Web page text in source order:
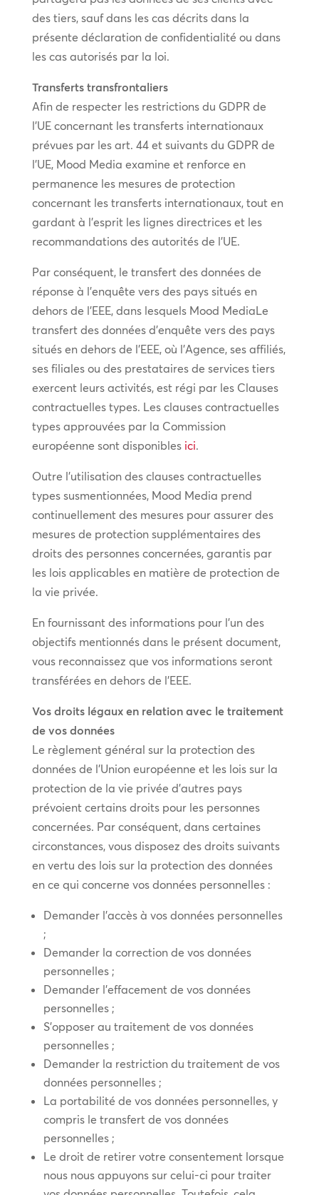
des tiers, sauf dans les cas décrits dans la
présente déclaration de confidentialité ou dans
les cas autorisés par la loi.
Transferts transfrontaliers
Afin de respecter les restrictions du GDPR de
l’UE concernant les transferts internationaux
prévues par les art. 44 et suivants du GDPR de
l’UE, Mood Media examine et renforce en
permanence les mesures de protection
concernant les transferts internationaux, tout en
gardant à l’esprit les lignes directrices et les
recommandations des autorités de l’UE.
Par conséquent, le transfert des données de
réponse à l’enquête vers des pays situés en
dehors de l’EEE, dans lesquels Mood MediaLe
transfert des données d’enquête vers des pays
situés en dehors de l’EEE, où l’Agence, ses affiliés,
ses filiales ou des prestataires de services tiers
exercent leurs activités, est régi par les Clauses
contractuelles types. Les clauses contractuelles
types approuvées par la Commission
européenne sont disponibles ici.
Outre l’utilisation des clauses contractuelles
types susmentionnées, Mood Media prend
continuellement des mesures pour assurer des
mesures de protection supplémentaires des
droits des personnes concernées, garantis par
les lois applicables en matière de protection de
la vie privée.
En fournissant des informations pour l’un des
objectifs mentionnés dans le présent document,
vous reconnaissez que vos informations seront
transférées en dehors de l’EEE.
Vos droits légaux en relation avec le traitement
de vos données
Le règlement général sur la protection des
données de l’Union européenne et les lois sur la
protection de la vie privée d’autres pays
prévoient certains droits pour les personnes
concernées. Par conséquent, dans certaines
circonstances, vous disposez des droits suivants
en vertu des lois sur la protection des données
en ce qui concerne vos données personnelles :
Demander l’accès à vos données personnelles
;
Demander la correction de vos données
personnelles ;
Demander l’effacement de vos données
personnelles ;
S’opposer au traitement de vos données
personnelles ;
Demander la restriction du traitement de vos
données personnelles ;
La portabilité de vos données personnelles, y
compris le transfert de vos données
personnelles ;
Le droit de retirer votre consentement lorsque
nous nous appuyons sur celui-ci pour traiter